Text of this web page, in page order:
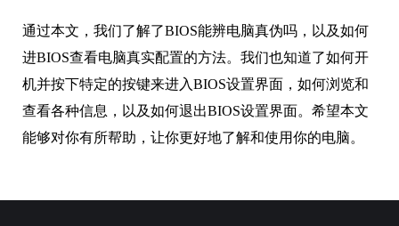
通过本文，我们了解了BIOS能辨电脑真伪吗，以及如何
进BIOS查看电脑真实配置的方法。我们也知道了如何开
机并按下特定的按键来进入BIOS设置界面，如何浏览和
查看各种信息，以及如何退出BIOS设置界面。希望本文
能够对你有所帮助，让你更好地了解和使用你的电脑。